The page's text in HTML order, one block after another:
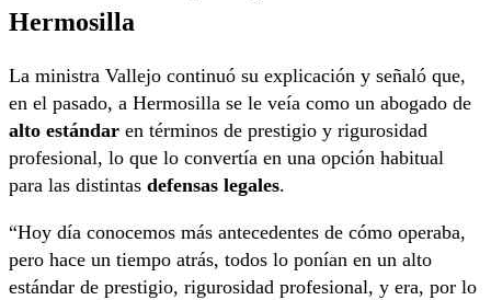
Hermosilla
La ministra Vallejo continuó su explicación y señaló que,
en el pasado, a Hermosilla se le veía como un abogado de
alto estándar en términos de prestigio y rigurosidad
profesional, lo que lo convertía en una opción habitual
para las distintas defensas legales.
“Hoy día conocemos más antecedentes de cómo operaba,
pero hace un tiempo atrás, todos lo ponían en un alto
estándar de prestigio, rigurosidad profesional, y era, por lo